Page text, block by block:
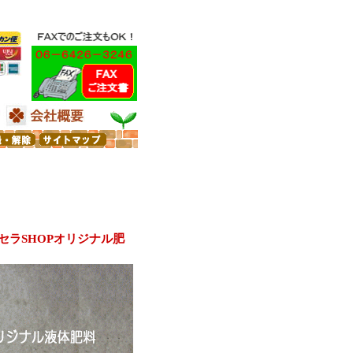
ラSHOPオリジナル肥